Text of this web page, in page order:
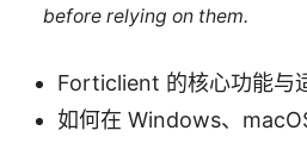
before relying on them.
Forticlient 的核心功能与
如何在 Windows、